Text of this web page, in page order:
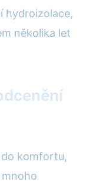
hydroizolace,
několika let
do komfortu,